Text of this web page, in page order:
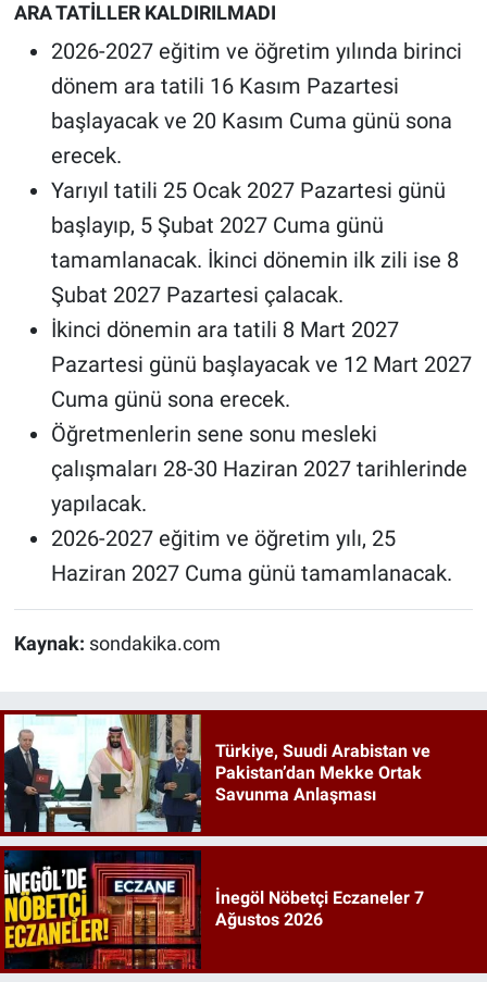
ARA TATİLLER KALDIRILMADI
2026-2027 eğitim ve öğretim yılında birinci
dönem ara tatili 16 Kasım Pazartesi
başlayacak ve 20 Kasım Cuma günü sona
erecek.
Yarıyıl tatili 25 Ocak 2027 Pazartesi günü
başlayıp, 5 Şubat 2027 Cuma günü
tamamlanacak. İkinci dönemin ilk zili ise 8
Şubat 2027 Pazartesi çalacak.
İkinci dönemin ara tatili 8 Mart 2027
Pazartesi günü başlayacak ve 12 Mart 2027
Cuma günü sona erecek.
Öğretmenlerin sene sonu mesleki
çalışmaları 28-30 Haziran 2027 tarihlerinde
yapılacak.
2026-2027 eğitim ve öğretim yılı, 25
Haziran 2027 Cuma günü tamamlanacak.
Kaynak: sondakika.com
Türkiye, Suudi Arabistan ve
Pakistan’dan Mekke Ortak
Savunma Anlaşması
İnegöl Nöbetçi Eczaneler 7
Ağustos 2026